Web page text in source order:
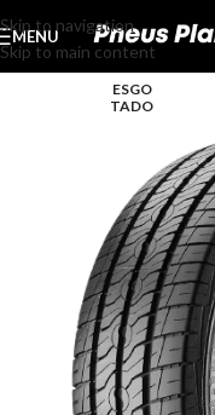
Skip to navigation
Skip to main content
MENU
ESGO
TADO